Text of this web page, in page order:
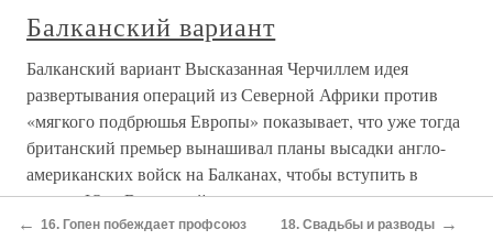
Балканский вариант
Балканский вариант Высказанная Черчиллем идея
развертывания операций из Северной Африки против
«мягкого подбрюшья Европы» показывает, что уже тогда
британский премьер вынашивал планы высадки англо-
американских войск на Балканах, чтобы вступить в
страны Юго-Восточной
← 16. Гопен побеждает профсоюз 18. Свадьбы и разводы →